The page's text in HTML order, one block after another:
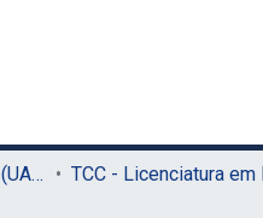
Licenciatura em Letras (UAST)